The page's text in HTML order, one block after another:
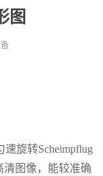
图
速旋转Scheimpflug
图像，能较准确